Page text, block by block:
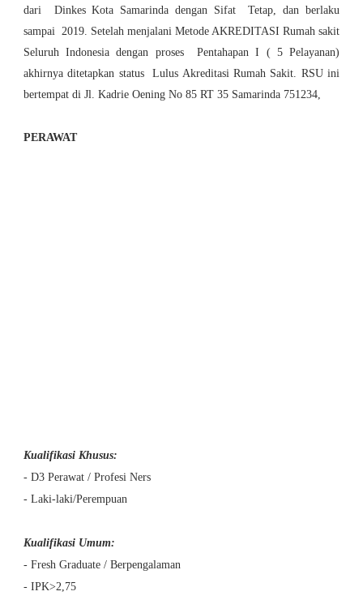
dari Dinkes Kota Samarinda dengan Sifat Tetap, dan berlaku
sampai 2019. Setelah menjalani Metode AKREDITASI Rumah sakit
Seluruh Indonesia dengan proses Pentahapan I ( 5 Pelayanan)
akhirnya ditetapkan status Lulus Akreditasi Rumah Sakit. RSU ini
bertempat di Jl. Kadrie Oening No 85 RT 35 Samarinda 751234,
PERAWAT
Kualifikasi Khusus:
- D3 Perawat / Profesi Ners
- Laki-laki/Perempuan
Kualifikasi Umum:
- Fresh Graduate / Berpengalaman
- IPK>2,75